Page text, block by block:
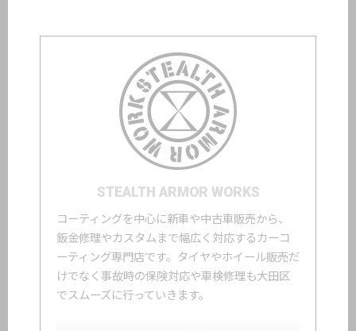
STEALTH ARMOR WORKS
コーティングを中心に新車や中古車販売から、
鈑金修理やカスタムまで幅広く対応するカーコ
ーティング専門店です。タイヤやホイール販売だ
けでなく事故時の保険対応や車検修理も大田区
でスムーズに行っていきます。